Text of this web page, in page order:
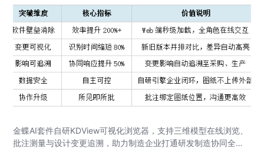
金蝶AI套件自研KDView可视化浏览器，支持三维模型在线浏览、
批注测量与设计变更追溯，助力制造企业打通研发制造协同全链